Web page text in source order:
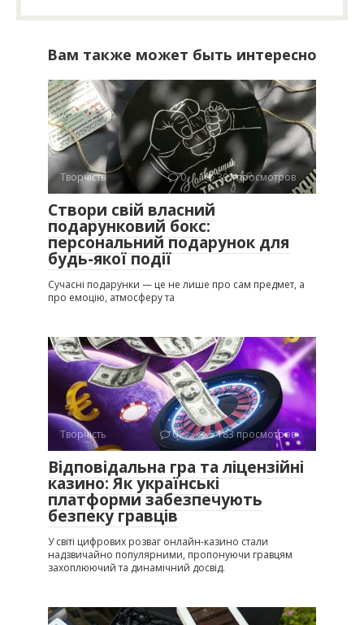
Вам также может быть интересно
Творчість 0 391 просмотров
Створи свій власний
подарунковий бокс:
персональний подарунок для
будь-якої події
Сучасні подарунки — це не лише про сам предмет, а
про емоцію, атмосферу та
Творчість 0 5 183 просмотров
Відповідальна гра та ліцензійні
казино: Як українські
платформи забезпечують
безпеку гравців
У світі цифрових розваг онлайн-казино стали
надзвичайно популярними, пропонуючи гравцям
захоплюючий та динамічний досвід.